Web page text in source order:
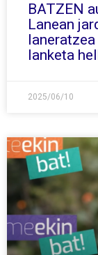
BATZEN
Lanean
lanketa
2025/06/10